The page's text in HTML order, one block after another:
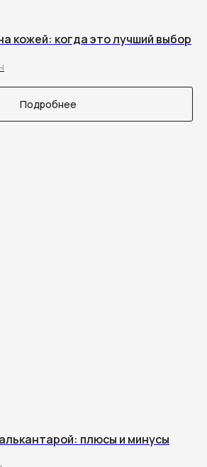
кожей: когда это лучший выбор
Подробнее
плюсы и минусы